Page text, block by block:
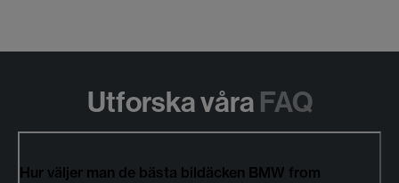
Utforska våra FAQ
Hur väljer man de bästa bildäcken BMW from